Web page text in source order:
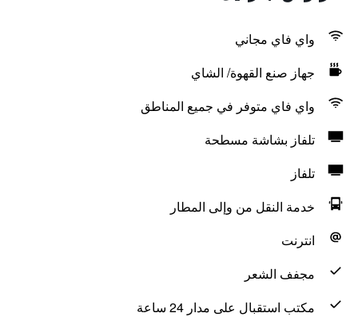
واي فاي مجاني
جهاز صنع القهوة/ الشاي
واي فاي متوفر في جميع المناطق
تلفاز بشاشة مسطحة
تلفاز
خدمة النقل من وإلى المطار
انترنت
مجفف الشعر
مكتب استقبال على مدار 24 ساعة